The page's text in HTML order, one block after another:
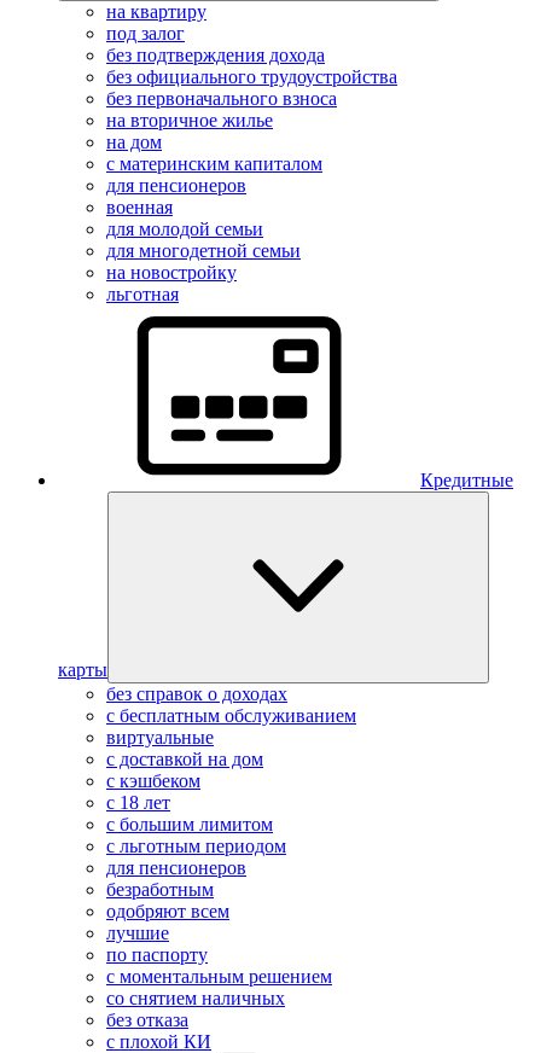
на квартиру
под залог
без подтверждения дохода
без официального трудоустройства
без первоначального взноса
на вторичное жилье
на дом
с материнским капиталом
для пенсионеров
военная
для молодой семьи
для многодетной семьи
на новостройку
льготная
Кредитные
карты
без справок о доходах
с бесплатным обслуживанием
виртуальные
с доставкой на дом
с кэшбеком
с 18 лет
с большим лимитом
с льготным периодом
для пенсионеров
безработным
одобряют всем
лучшие
по паспорту
с моментальным решением
со снятием наличных
без отказа
с плохой КИ